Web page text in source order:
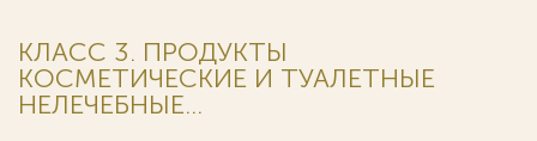
КЛАСС 3. ПРОДУКТЫ
КОСМЕТИЧЕСКИЕ И ТУАЛЕТНЫЕ
НЕЛЕЧЕБНЫЕ...